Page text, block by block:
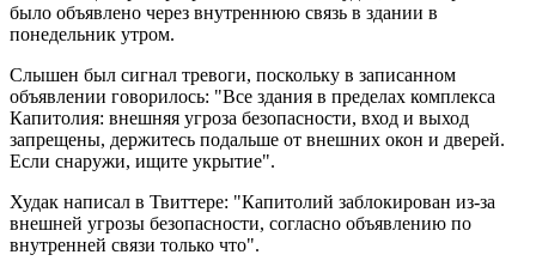
было объявлено через внутреннюю связь в здании в
понедельник утром.
Слышен был сигнал тревоги, поскольку в записанном
объявлении говорилось: "Все здания в пределах комплекса
Капитолия: внешняя угроза безопасности, вход и выход
запрещены, держитесь подальше от внешних окон и дверей.
Если снаружи, ищите укрытие".
Худак написал в Твиттере: "Капитолий заблокирован из-за
внешней угрозы безопасности, согласно объявлению по
внутренней связи только что".